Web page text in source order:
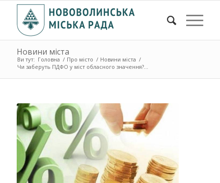
Новини міста
Ви тут: Головна / Про місто / Новини міста /
Чи заберуть ПДФО у міст обласного значення?...